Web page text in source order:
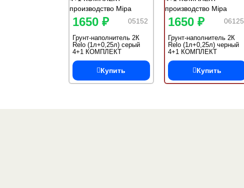
05152
1650 ₽
Грунт-наполнитель 2К
Relo (1л+0,25л) серый
4+1 КОМПЛЕКТ
производство Mipa
Купить
06125
1650 ₽
Грунт-наполнитель 2К
Relo (1л+0,25л) черный
4+1 КОМПЛЕКТ
производство Mipa
Купить